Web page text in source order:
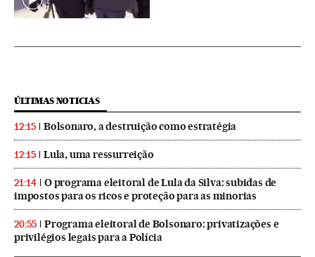
ÚLTIMAS NOTICIAS
12:15 Bolsonaro, a destruição como estratégia
12:15 Lula, uma ressurreição
21:14
O programa eleitoral de Lula da Silva: subidas de
impostos para os ricos e proteção para as minorias
20:55
Programa eleitoral de Bolsonaro: privatizações e
privilégios legais para a Polícia